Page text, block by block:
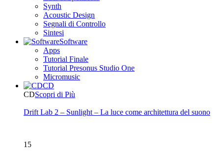
Synth
Acoustic Design
Segnali di Controllo
Sintesi
Software
Apps
Tutorial Finale
Tutorial Presonus Studio One
Micromusic
CD
CDScopri di Più
Drift Lab 2 – Sunlight – La luce come architettura del suono
15